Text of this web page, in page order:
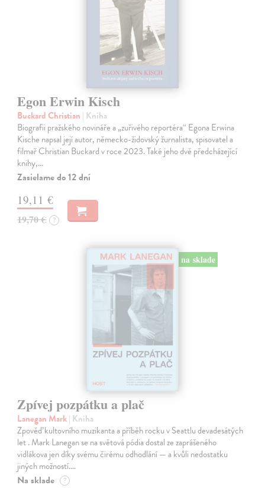
Egon Erwin Kisch
Buckard Christian | Kniha
Biografii pražského novináře a „zuřivého reportéra“ Egona Erwina
Kische napsal její autor, německo-židovský žurnalista, spisovatel a
filmař Christian Buckard v roce 2023. Také jeho dvě předcházející
knihy,…
Zasielame do 12 dní
19,11 €
19,70 € ?
na sklade
Zpívej pozpátku a plač
Lanegan Mark| Kniha
Zpověď kultovního muzikanta a příběh rocku v Seattlu devadesátých
let . Mark Lanegan se na světová pódia dostal ze zaprášeného
vidlákova jen díky svému čirému odhodlání — a kvůli nedostatku
jiných možností.…
Na sklade ?